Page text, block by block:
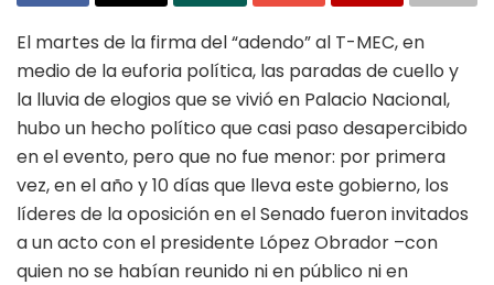
El martes de la firma del “adendo” al T-MEC, en
medio de la euforia política, las paradas de cuello y
la lluvia de elogios que se vivió en Palacio Nacional,
hubo un hecho político que casi paso desapercibido
en el evento, pero que no fue menor: por primera
vez, en el año y 10 días que lleva este gobierno, los
líderes de la oposición en el Senado fueron invitados
a un acto con el presidente López Obrador –con
quien no se habían reunido ni en público ni en